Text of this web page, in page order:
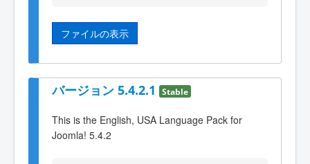
ファイルの表示
バージョン 5.4.2.1 Stable
This is the English, USA Language Pack for
Joomla! 5.4.2